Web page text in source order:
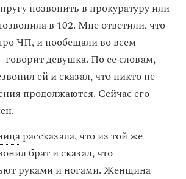
позвонить в прокуратуру или
в 102. Мне ответили, что
ЧП, и пообещали во всем
говорит девушка. По ее словам,
ей и сказал, что никто не
продолжаются. Сейчас его
рассказала, что из той же
брат и сказал, что
руками и ногами. Женщина